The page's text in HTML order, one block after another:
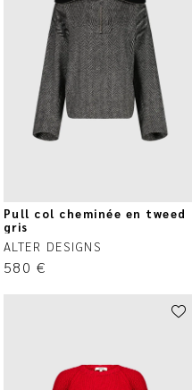
Pull col cheminée en tweed
gris
ALTER DESIGNS
580 €